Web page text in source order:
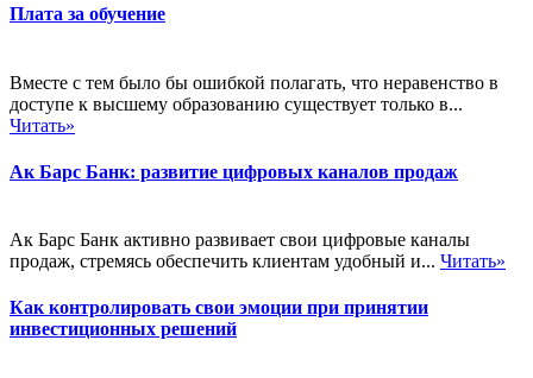
Плата за обучение
Вместе с тем было бы ошибкой полагать, что неравенство в
доступе к высшему образованию существует только в...
Читать»
Ак Барс Банк: развитие цифровых каналов продаж
Ак Барс Банк активно развивает свои цифровые каналы
продаж, стремясь обеспечить клиентам удобный и... Читать»
Как контролировать свои эмоции при принятии
инвестиционных решений